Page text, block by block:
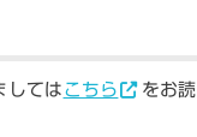
しては こちら
をお読